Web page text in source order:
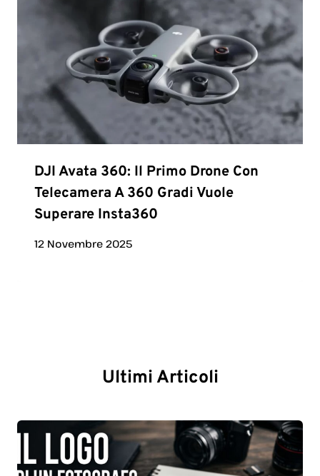
DJI Avata 360: Il Primo Drone Con
Telecamera A 360 Gradi Vuole
Superare Insta360
12 Novembre 2025
Ultimi Articoli